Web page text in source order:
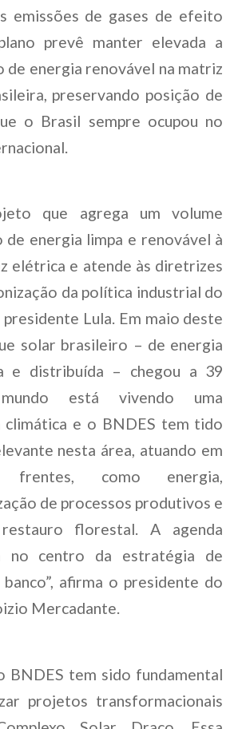
emissões de gases de efeito
prevê manter elevada a
de energia renovável na matriz
preservando posição de
o Brasil sempre ocupou no
que agrega um volume
de energia limpa e renovável à
elétrica e atende às diretrizes
da política industrial do
Lula. Em maio deste
solar brasileiro – de energia
e distribuída – chegou a 39
está vivendo uma
climática e o BNDES tem tido
nesta área, atuando em
frentes, como energia,
de processos produtivos e
florestal. A agenda
no centro da estratégia de
afirma o presidente do
Mercadante.
BNDES tem sido fundamental
projetos transformacionais